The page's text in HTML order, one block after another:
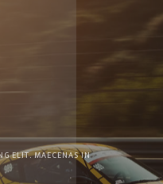
ELIT. MAECENAS IN